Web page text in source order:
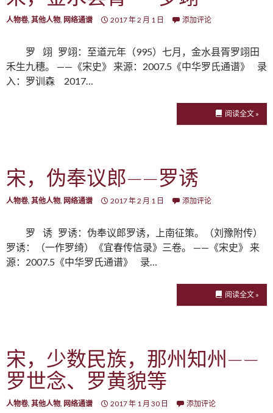
人物卷, 其他人物, 网络通谱 2017 年 2 月 1 日 添加评论
罗 翊 罗翊：至道元年（995）七月，金水县胥罗翊田
禾生九穗。 ——《宋史》 来源：2007.5《中华罗氏通谱》 录
入：罗训森 2017…
阅读全文 »
宋，伪奉议郎——罗诱
人物卷, 其他人物, 网络通谱 2017 年 2 月 1 日 添加评论
罗 诱 罗诱：伪奉议郎罗诱，上南征策。（刘豫附传）
罗诱：（一作罗绮）《宜春传信录》三卷。 ——《宋史》 来
源：2007.5《中华罗氏通谱》 录…
阅读全文 »
宋，少数民族，那州知州——
罗世念、罗黄貌等
人物卷, 其他人物, 网络通谱 2017 年 1 月 30 日 添加评论